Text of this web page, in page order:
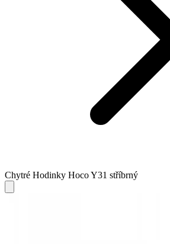
Chytré Hodinky Hoco Y31 stříbrný